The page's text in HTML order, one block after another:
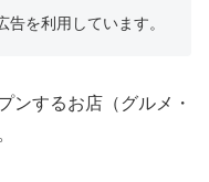
を利用しています。
ンするお店（グルメ・